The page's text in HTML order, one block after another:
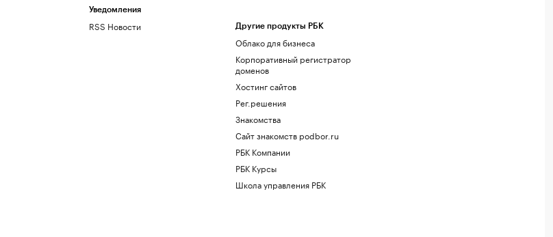
Уведомления
RSS Новости Другие продукты РБК
Облако для бизнеса
Корпоративный регистратор
доменов
Хостинг сайтов
Рег.решения
Знакомства
Сайт знакомств podbor.ru
РБК Компании
РБК Курсы
Школа управления РБК